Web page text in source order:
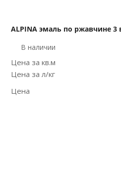
ALPINA эмаль по ржавчине 3
В наличии
Цена за кв.м
Цена за л/кг
Цена